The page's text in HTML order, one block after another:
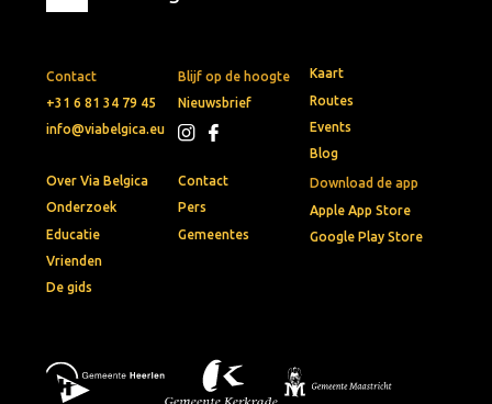
Contact
+31 6 81 34 79 45
info@viabelgica.eu
Blijf op de hoogte
Nieuwsbrief
Download de app
Apple App Store
Google Play Store
Kaart
Routes
Events
Blog
Over Via Belgica
Onderzoek
Educatie
Vrienden
De gids
Contact
Pers
Gemeentes